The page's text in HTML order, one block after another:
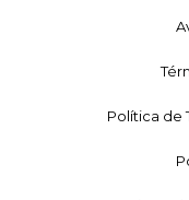
Política de